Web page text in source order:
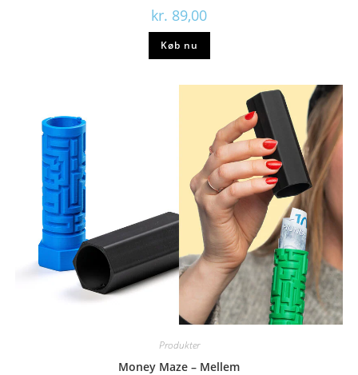
kr. 89,00
Køb nu
Produkter
Money Maze – Mellem